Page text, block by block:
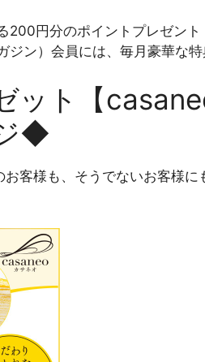
200円分のポイントプレゼント
ジン）会員には、毎月豪華な
ット【
◆
客様も、そうでないお客様に